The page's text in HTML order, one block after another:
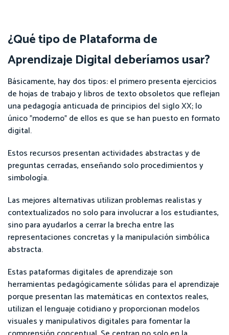
¿Qué tipo de Plataforma de
Aprendizaje Digital deberíamos usar?
Básicamente, hay dos tipos: el primero presenta ejercicios
de hojas de trabajo y libros de texto obsoletos que reflejan
una pedagogía anticuada de principios del siglo XX; lo
único "moderno" de ellos es que se han puesto en formato
digital.
Estos recursos presentan actividades abstractas y de
preguntas cerradas, enseñando solo procedimientos y
simbología.
Las mejores alternativas utilizan problemas realistas y
contextualizados no solo para involucrar a los estudiantes,
sino para ayudarlos a cerrar la brecha entre las
representaciones concretas y la manipulación simbólica
abstracta.
Estas pataformas digitales de aprendizaje son
herramientas pedagógicamente sólidas para el aprendizaje
porque presentan las matemáticas en contextos reales,
utilizan el lenguaje cotidiano y proporcionan modelos
visuales y manipulativos digitales para fomentar la